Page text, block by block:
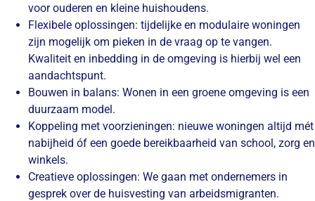
voor ouderen en kleine huishoudens.
Flexibele oplossingen: tijdelijke en modulaire woningen
zijn mogelijk om pieken in de vraag op te vangen.
Kwaliteit en inbedding in de omgeving is hierbij wel een
aandachtspunt.
Bouwen in balans: Wonen in een groene omgeving is een
duurzaam model.
Koppeling met voorzieningen: nieuwe woningen altijd mét
nabijheid óf een goede bereikbaarheid van school, zorg en
winkels.
Creatieve oplossingen: We gaan met ondernemers in
gesprek over de huisvesting van arbeidsmigranten.